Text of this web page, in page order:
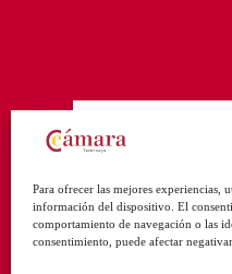
Para ofrecer las mejores experiencias,
información del dispositivo. El
comportamiento de navegación o las
consentimiento, puede afectar